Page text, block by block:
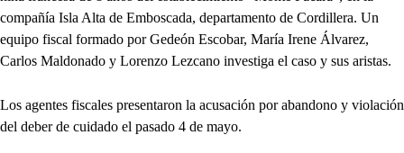
compañía Isla Alta de Emboscada, departamento de Cordillera. Un
equipo fiscal formado por Gedeón Escobar, María Irene Álvarez,
Carlos Maldonado y Lorenzo Lezcano investiga el caso y sus aristas.
Los agentes fiscales presentaron la acusación por abandono y violación
del deber de cuidado el pasado 4 de mayo.